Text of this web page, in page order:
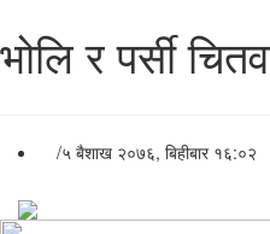
भोलि र पर्सी
/५ बैशाख २०७६, बिहीबार १६:०२